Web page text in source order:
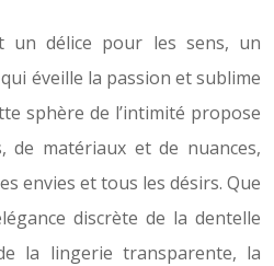
un délice pour les sens, un
éveille la passion et sublime
sphère de l’intimité propose
de matériaux et de nuances,
envies et tous les désirs. Que
discrète de la dentelle
la lingerie transparente, la